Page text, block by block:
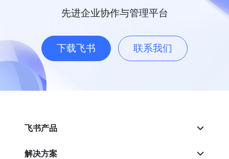
先进企业协作与管理平台
下载飞书 联系我们
飞书产品
解决方案